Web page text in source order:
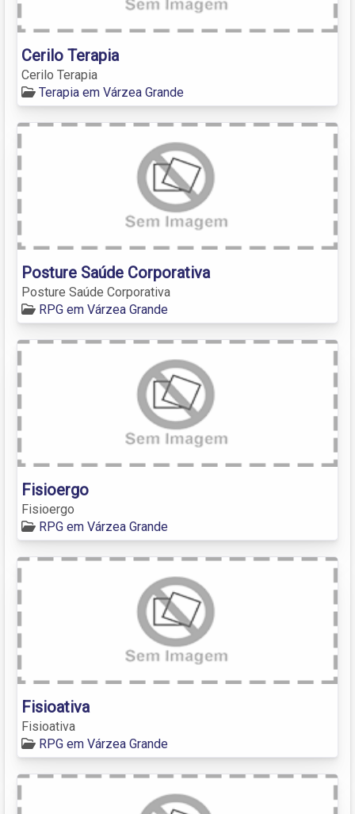
Cerilo Terapia
Cerilo Terapia
Terapia em Várzea Grande
Posture Saúde Corporativa
Posture Saúde Corporativa
RPG em Várzea Grande
Fisioergo
Fisioergo
RPG em Várzea Grande
Fisioativa
Fisioativa
RPG em Várzea Grande